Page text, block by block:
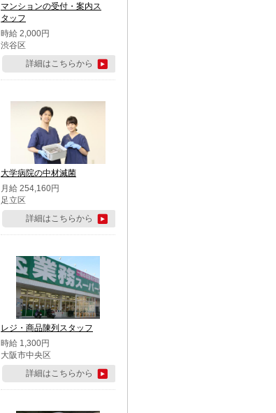
マンションの受付・案内ス
タッフ
時給 2,000円
渋谷区
詳細はこちらから
大学病院の中材滅菌
月給 254,160円
足立区
詳細はこちらから
レジ・商品陳列スタッフ
時給 1,300円
大阪市中央区
詳細はこちらから